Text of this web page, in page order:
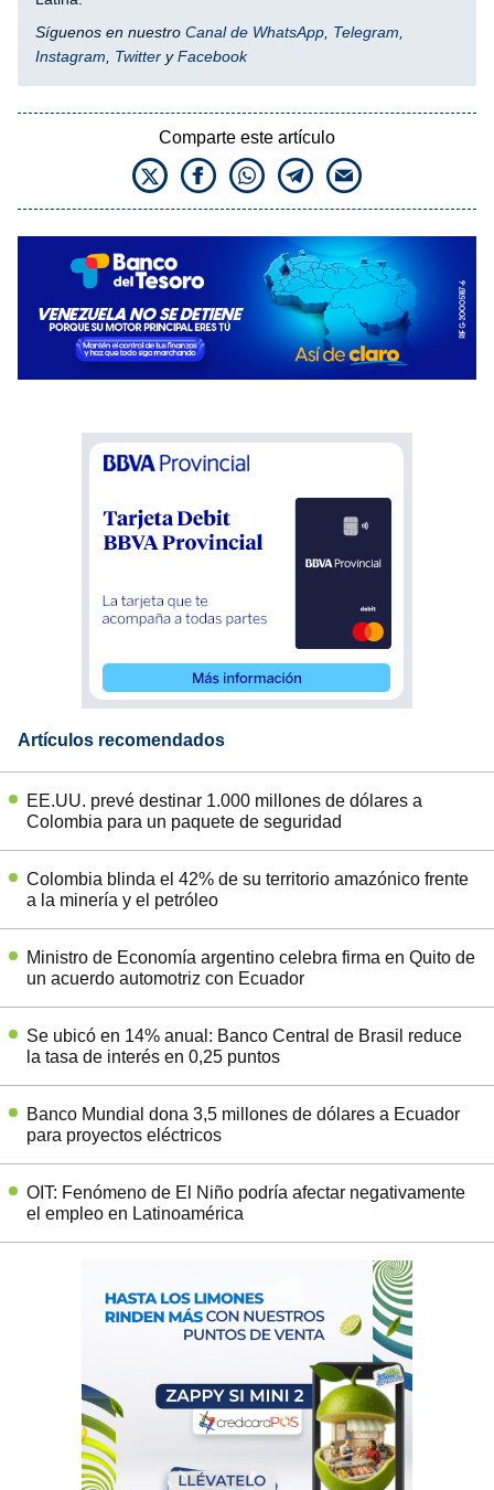
Síguenos en nuestro Canal de WhatsApp Telegram
Instagram
Twitter yFacebook
Comparte este artículo
Artículos recomendados
EE.UU. prevé destinar 1.000 millones de dólares a
Colombia para un paquete de seguridad
Colombia blinda el 42% de su territorio amazónico frente
a la minería y el petróleo
Ministro de Economía argentino celebra firma en Quito de
un acuerdo automotriz con Ecuador
Se ubicó en 14% anual: Banco Central de Brasil reduce
la tasa de interés en 0,25 puntos
Banco Mundial dona 3,5 millones de dólares a Ecuador
para proyectos eléctricos
OIT: Fenómeno de El Niño podría afectar negativamente
el empleo en Latinoamérica